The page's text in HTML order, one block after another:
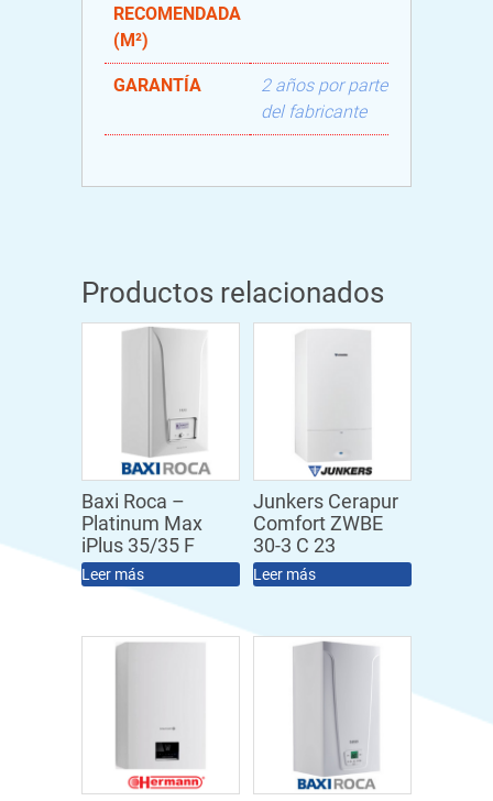
RECOMENDADA
(M²)
GARANTÍA
2 años por parte
del fabricante
Productos relacionados
Baxi Roca –
Platinum Max
iPlus 35/35 F
Leer más
Junkers Cerapur
Comfort ZWBE
30-3 C 23
Leer más